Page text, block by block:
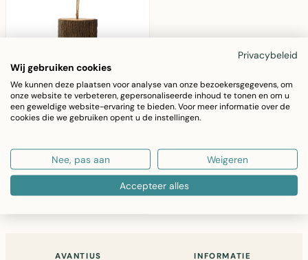
MARS & MORE
Vogelhuisje boomstam
Mars & More
vogelhuisje boomstam
hoog, 16cm..
AVANTIUS INFORMATIE
Privacybeleid
Wij gebruiken cookies
We kunnen deze plaatsen voor analyse van onze bezoekersgegevens, om
onze website te verbeteren, gepersonaliseerde inhoud te tonen en om u
een geweldige website-ervaring te bieden. Voor meer informatie over de
cookies die we gebruiken opent u de instellingen.
Nee, pas aan Weigeren
Accepteer alles